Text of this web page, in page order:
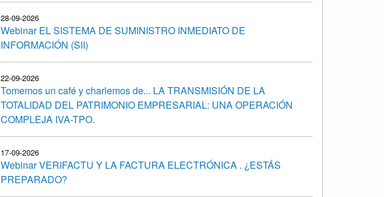
28-09-2026
Webinar EL SISTEMA DE SUMINISTRO INMEDIATO DE
INFORMACIÓN (SII)
22-09-2026
Tomemos un café y charlemos de... LA TRANSMISIÓN DE LA
TOTALIDAD DEL PATRIMONIO EMPRESARIAL: UNA OPERACIÓN
COMPLEJA IVA-TPO.
17-09-2026
Webinar VERIFACTU Y LA FACTURA ELECTRÓNICA . ¿ESTÁS
PREPARADO?